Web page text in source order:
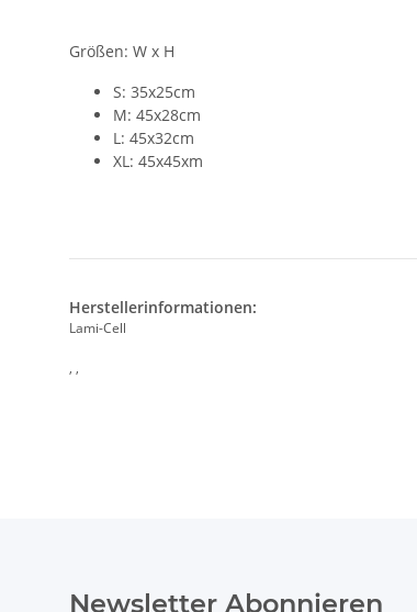
Größen: W x H
S: 35x25cm
M: 45x28cm
L: 45x32cm
XL: 45x45xm
Herstellerinformationen:
Lami-Cell
, ,
Newsletter Abonnieren